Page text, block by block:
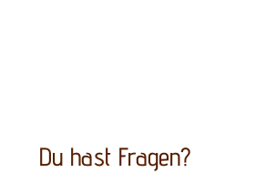
Du hast Fragen?